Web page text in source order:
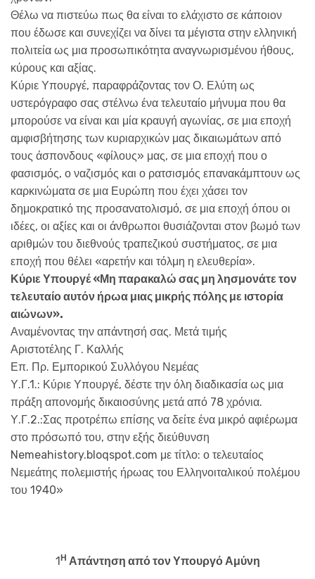
Θέλω να πιστεύω πως θα είναι το ελάχιστο σε κάποιον
που έδωσε και συνεχίζει να δίνει τα μέγιστα στην ελληνική
πολιτεία ως μια προσωπικότητα αναγνωρισμένου ήθους,
κύρους και αξίας.
Κύριε Υπουργέ, παραφράζοντας τον Ο. Ελύτη ως
υστερόγραφο σας στέλνω ένα τελευταίο μήνυμα που θα
μπορούσε να είναι και μία κραυγή αγωνίας, σε μια εποχή
αμφισβήτησης των κυριαρχικών μας δικαιωμάτων από
τους άσπονδους «φίλους» μας, σε μια εποχή που ο
φασισμός, ο ναζισμός και ο ρατσισμός επανακάμπτουν ως
καρκινώματα σε μια Ευρώπη που έχει χάσει τον
δημοκρατικό της προσανατολισμό, σε μια εποχή όπου οι
ιδέες, οι αξίες και οι άνθρωποι θυσιάζονται στον βωμό των
αριθμών του διεθνούς τραπεζικού συστήματος, σε μια
εποχή που θέλει «αρετήν και τόλμη η ελευθερία».
Κύριε Υπουργέ «Μη παρακαλώ σας μη λησμονάτε τον
τελευταίο αυτόν ήρωα μιας μικρής πόλης με ιστορία
αιώνων».
Αναμένοντας την απάντησή σας. Μετά τιμής
Αριστοτέλης Γ. Καλλής
Επ. Πρ. Εμπορικού Συλλόγου Νεμέας
Υ.Γ.1.: Κύριε Υπουργέ, δέστε την όλη διαδικασία ως μια
πράξη απονομής δικαιοσύνης μετά από 78 χρόνια.
Υ.Γ.2.:Σας προτρέπω επίσης να δείτε ένα μικρό αφιέρωμα
στο πρόσωπό του, στην εξής διεύθυνση
Nemeahistory.bloqspot.com με τίτλο: ο τελευταίος
Νεμεάτης πολεμιστής ήρωας του Ελληνοιταλικού πολέμου
του 1940»
1 Η Απάντηση από τον Υπουργό Αμύνη